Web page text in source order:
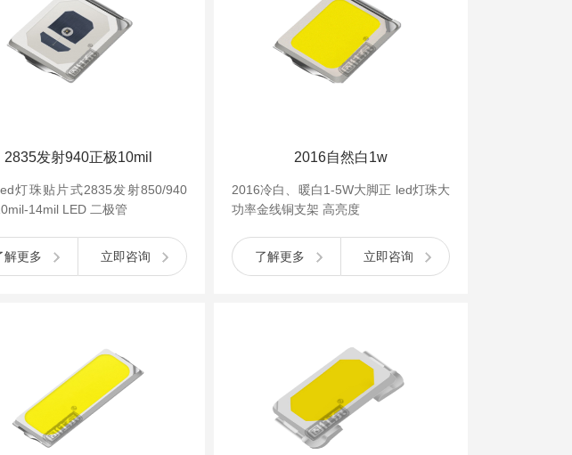
2835发射940正极10mil
灯珠贴片式2835发射850/940
14mil LED 二极管
解更多 立即咨询
2016自然白1w
2016冷白、暖白1-5W大脚正 led灯珠大
功率金线铜支架 高亮度
了解更多 立即咨询